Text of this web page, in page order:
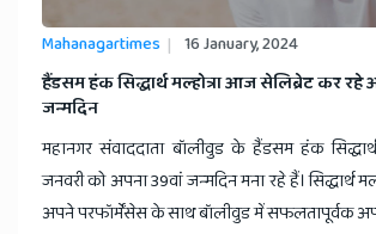
Mahanagartimes 16 January, 2024
हैंडसम हंक सिद्धार्थ मल्होत्रा आज सेलिब्रेट कर रहे
जन्मदिन
महानगर संवाददाता बॉलीवुड के हैंडसम हंक
जनवरी को अपना 39वां जन्मदिन मना रहे हैं। सिद्धार्थ
अपने परफॉर्मेंसेस के साथ बॉलीवुड में सफलतापूर्वक